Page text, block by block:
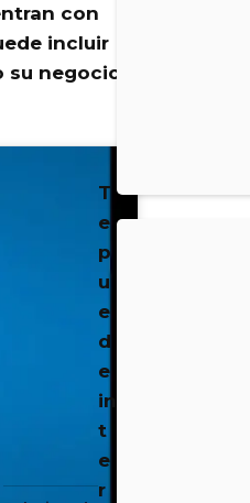
con
incluir
su negocio
T
e
p
u
e
d
e
in
t
e
r